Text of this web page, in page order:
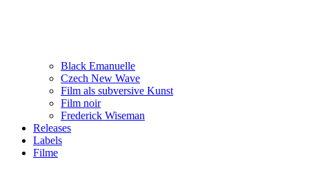
Black Emanuelle
Czech New Wave
Film als subversive Kunst
Film noir
Frederick Wiseman
Releases
Labels
Filme